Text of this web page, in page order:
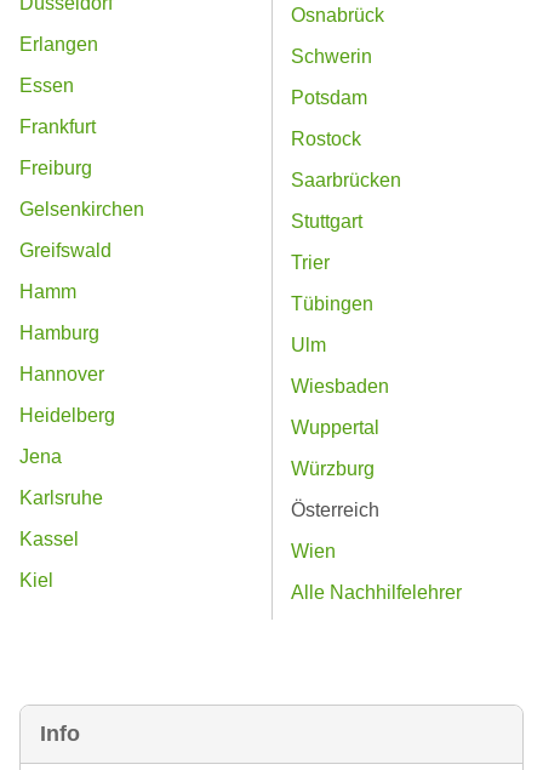
Info
Erlangen
Essen
Frankfurt
Freiburg
Gelsenkirchen
Greifswald
Hamm
Hamburg
Hannover
Heidelberg
Jena
Karlsruhe
Kassel
Kiel
Osnabrück
Schwerin
Potsdam
Rostock
Saarbrücken
Stuttgart
Trier
Tübingen
Ulm
Wiesbaden
Wuppertal
Würzburg
Österreich
Wien
Alle Nachhilfelehrer